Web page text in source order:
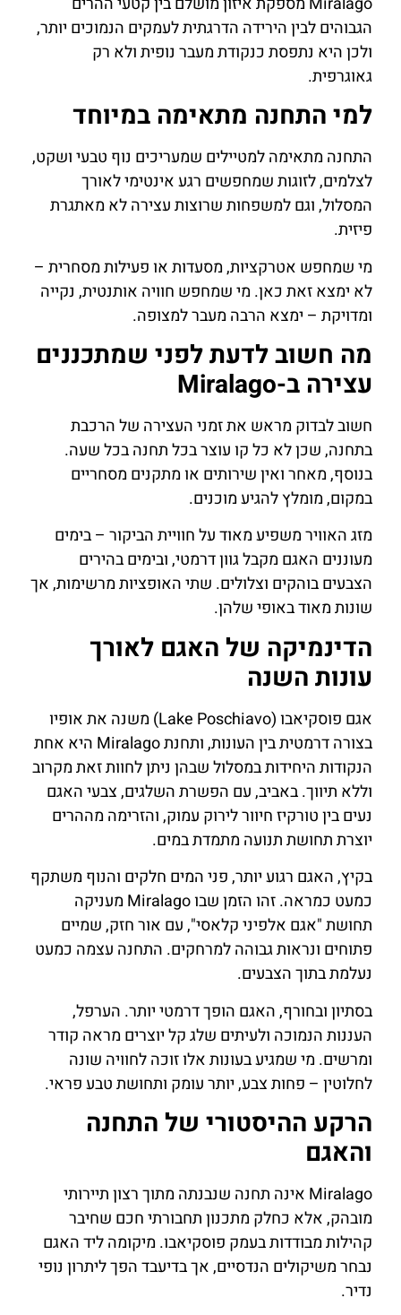
הגבוהים לבין הירידה הדרגתית לעמקים הנמוכים יותר,
ולכן היא נתפסת כנקודת מעבר נופית ולא רק
גאוגרפית.
למי התחנה מתאימה במיוחד
התחנה מתאימה למטיילים שמעריכים נוף טבעי ושקט,
לצלמים, לזוגות שמחפשים רגע אינטימי לאורך
המסלול, וגם למשפחות שרוצות עצירה לא מאתגרת
פיזית.
מי שמחפש אטרקציות, מסעדות או פעילות מסחרית –
לא ימצא זאת כאן. מי שמחפש חוויה אותנטית, נקייה
ומדויקת – ימצא הרבה מעבר למצופה.
מה חשוב לדעת לפני שמתכננים
עצירה ב-Miralago
חשוב לבדוק מראש את זמני העצירה של הרכבת
בתחנה, שכן לא כל קו עוצר בכל תחנה בכל שעה.
בנוסף, מאחר ואין שירותים או מתקנים מסחריים
במקום, מומלץ להגיע מוכנים.
מזג האוויר משפיע מאוד על חוויית הביקור – בימים
מעוננים האגם מקבל גוון דרמטי, ובימים בהירים
הצבעים בוהקים וצלולים. שתי האופציות מרשימות, אך
שונות מאוד באופי שלהן.
הדינמיקה של האגם לאורך
עונות השנה
אגם פוסקיאבו (Lake Poschiavo) משנה את אופיו
בצורה דרמטית בין העונות, ותחנת Miralago היא אחת
הנקודות היחידות במסלול שבהן ניתן לחוות זאת מקרוב
וללא תיווך. באביב, עם הפשרת השלגים, צבעי האגם
נעים בין טורקיז חיוור לירוק עמוק, והזרימה מההרים
יוצרת תחושת תנועה מתמדת במים.
בקיץ, האגם רגוע יותר, פני המים חלקים והנוף משתקף
כמעט כמראה. זהו הזמן שבו Miralago מעניקה
תחושת "אגם אלפיני קלאסי", עם אור חזק, שמיים
פתוחים ונראות גבוהה למרחקים. התחנה עצמה כמעט
נעלמת בתוך הצבעים.
בסתיון ובחורף, האגם הופך דרמטי יותר. הערפל,
העננות הנמוכה ולעיתים שלג קל יוצרים מראה קודר
ומרשים. מי שמגיע בעונות אלו זוכה לחוויה שונה
לחלוטין – פחות צבע, יותר עומק ותחושת טבע פראי.
הרקע ההיסטורי של התחנה
והאגם
Miralago אינה תחנה שנבנתה מתוך רצון תיירותי
מובהק, אלא כחלק מתכנון תחבורתי חכם שחיבר
קהילות מבודדות בעמק פוסקיאבו. מיקומה ליד האגם
נבחר משיקולים הנדסיים, אך בדיעבד הפך ליתרון נופי
נדיר.